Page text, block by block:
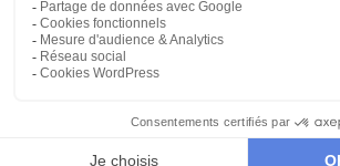
04 Partez l’esprit léger
Votre carnet de voyage
contient les informations
disponible 24/7